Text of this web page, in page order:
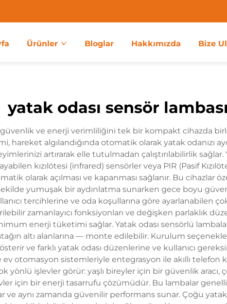
Ürünler Bloglar Hakkımızda Bize
yatak odası sensör lambası
güvenlik ve enerji verimliliğini tek bir kompakt cihazda
hareket algılandığında otomatik olarak yatak odanızı
artırarak elle tutulmadan çalıştırılabilirlik
kızılötesi (infrared) sensörler veya PIR (Pasif
olarak açılması ve kapanması sağlanır. Bu cihazlar
yumuşak bir aydınlatma sunarken gece boyu
tercihlerine ve oda koşullarına göre ayarlanabilen
zamanlayıcı fonksiyonları ve değişken parlaklık
enerji tüketimi sağlar. Yatak odası sensörlü
altı alanlarına — monte edilebilir. Kurulum
ve farklı yatak odası düzenlerine ve kullanıcı
ev otomasyon sistemleriyle entegrasyon ile akıllı telefon
yönlü işlevler görür: yaşlı bireyler için bir güvenlik
için bir enerji tasarrufu çözümüdür. Bu lambalar
ve aynı zamanda güvenilir performans sunar. Çoğu